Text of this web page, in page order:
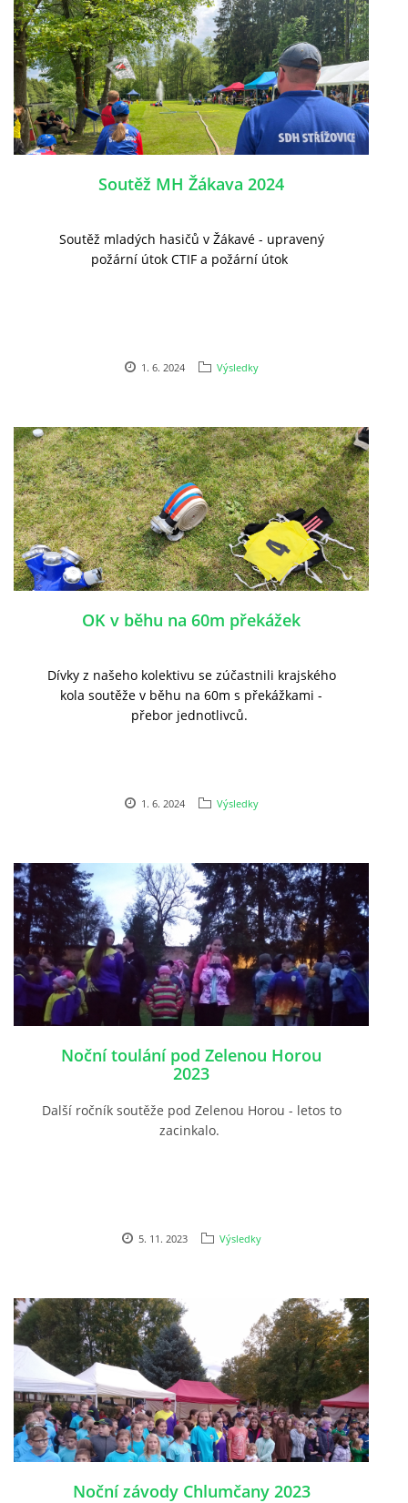
Soutěž MH Žákava 2024
Soutěž mladých hasičů v Žákavé - upravený
požární útok CTIF a požární útok
1. 6. 2024 Výsledky
OK v běhu na 60m překážek
Dívky z našeho kolektivu se zúčastnili krajského
kola soutěže v běhu na 60m s překážkami -
přebor jednotlivců.
1. 6. 2024 Výsledky
Noční toulání pod Zelenou Horou
2023
Další ročník soutěže pod Zelenou Horou - letos to
zacinkalo.
5. 11. 2023 Výsledky
Noční závody Chlumčany 2023